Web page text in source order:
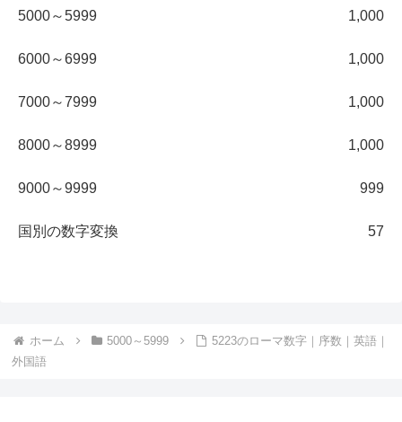
5000～5999 1,000
6000～6999 1,000
7000～7999 1,000
8000～8999 1,000
9000～9999 999
国別の数字変換 57
ホーム 5000～5999
5223のローマ数字｜序数｜英語｜
外国語